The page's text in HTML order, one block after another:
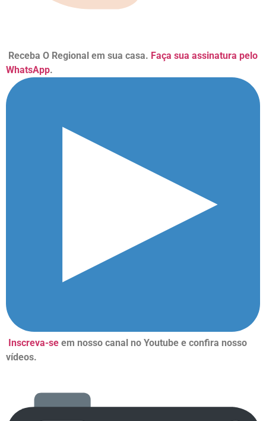
Receba O Regional em sua casa. Faça sua assinatura pelo
WhatsApp.
Inscreva-se em nosso canal no Youtube e confira nosso
vídeos.